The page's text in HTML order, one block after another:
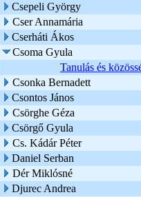
Csepeli György
Cser Annamária
Cserháti Ákos
Csoma Gyula
Tanulás és
Csonka Bernadett
Csontos János
Csörghe Géza
Csörgő Gyula
Cs. Kádár Péter
Daniel Serban
Dér Miklósné
Djurec Andrea